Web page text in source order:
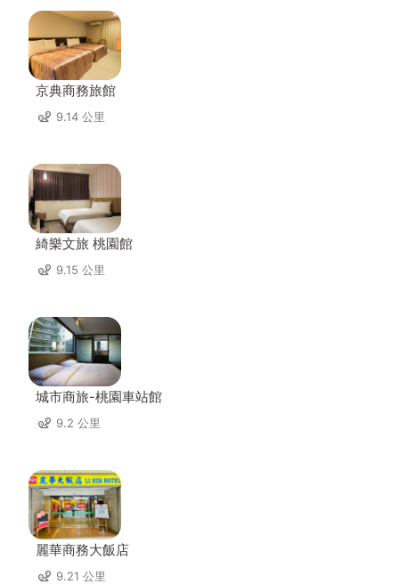
京典商務旅館
9.14 公里
綺樂文旅 桃園館
9.15 公里
城市商旅-桃園車站館
9.2 公里
麗華商務大飯店
9.21 公里